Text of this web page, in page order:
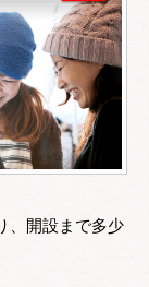
、開設まで多少